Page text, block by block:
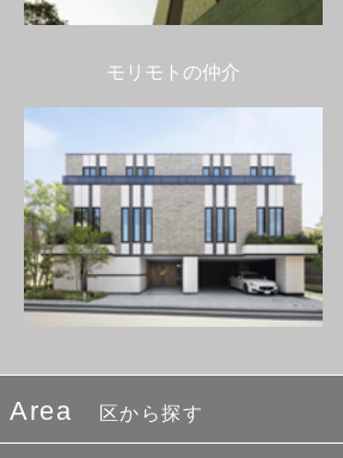
モリモトの仲介
Area 区から探す